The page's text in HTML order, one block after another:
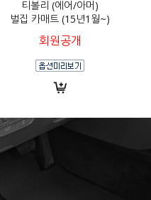
티볼리 (에어/아머)
벌집 카매트 (15년1월~)
회원공개